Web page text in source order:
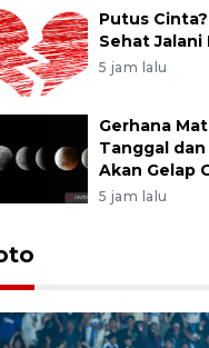
Putus
Sehat Jalani
5 jam lalu
Gerhana
Tanggal
Akan Gelap
5 jam lalu